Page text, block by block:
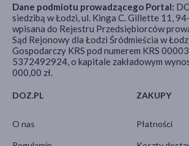
DOZ.PL
O nas
ZAKUPY
Płatności
Dane podmiotu prowadzącego Portal:
siedzibą w Łodzi, ul. Kinga C. Gillette 11,
wpisana do Rejestru Przedsiębiorców
Sąd Rejonowy dla Łodzi Śródmieścia w
Gospodarczy KRS pod numerem KRS
5372492924, o kapitale zakładowym
000,00 zł.